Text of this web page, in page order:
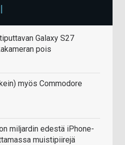
Galaxy S27
pois
myös Commodore
miljardin edestä iPhone-
muistipiirejä